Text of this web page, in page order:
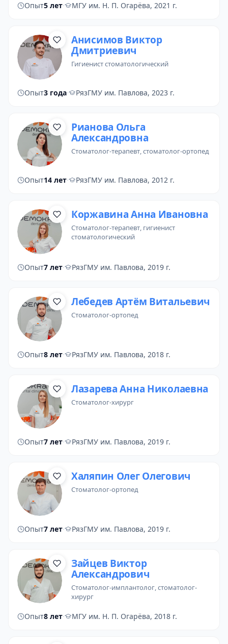
Опыт5 лет· МГУ им. Н. П. Огарёва, 2021 г.
Анисимов Виктор
Дмитриевич
гигиенист стоматологический
Опыт3 года· РязГМУ им. Павлова, 2023 г.
Рианова Ольга
Александровна
стоматолог-терапевт,стоматолог-ортопед
Опыт14 лет· РязГМУ им. Павлова, 2012 г.
Коржавина Анна Ивановна
стоматолог-терапевт, гигиенист
стоматологический
Опыт7 лет· РязГМУ им. Павлова, 2019 г.
Лебедев Артём Витальевич
стоматолог-ортопед
Опыт8 лет· РязГМУ им. Павлова, 2018 г.
Лaзaрева Анна Николаевна
стоматолог-хирург
Опыт7 лет· РязГМУ им. Павлова, 2019 г.
Халяпин Олег Олегович
стоматолог-ортопед
Опыт7 лет· РязГМУ им. Павлова, 2019 г.
Зайцев Виктор
Александрович
стоматолог-имплантолог, стоматолог-
хирург
Опыт8 лет· МГУ им. Н. П. Огарёва, 2018 г.